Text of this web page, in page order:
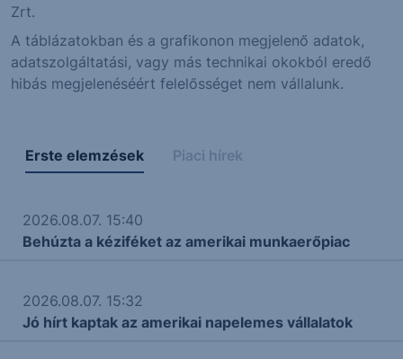
Zrt.
A táblázatokban és a grafikonon megjelenő adatok,
adatszolgáltatási, vagy más technikai okokból eredő
hibás megjelenéséért felelősséget nem vállalunk.
Erste elemzések Piaci hírek
2026.08.07. 15:40
Behúzta a kéziféket az amerikai munkaerőpiac
2026.08.07. 15:32
Jó hírt kaptak az amerikai napelemes vállalatok